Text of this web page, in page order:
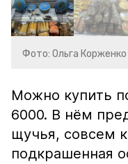
Фото: Ольга
Можно купить
6000. В нём
щучья, совсем
подкрашенная